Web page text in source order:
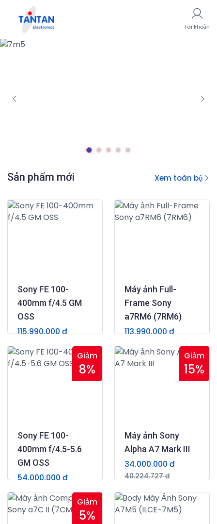
Tài khoản
Sản phẩm mới Xem toàn bộ
Sony FE 100-
400mm f/4.5 GM
OSS
115.990.000 đ
Máy ảnh Full-
Frame Sony
a7RM6 (7RM6)
113.990.000 đ
Giảm
8%
Sony FE 100-
400mm f/4.5-5.6
GM OSS
54.000.000 đ
(0)
Giảm
15%
Máy ảnh Sony
Alpha A7 Mark III
34.000.000 đ
40.224.727 đ
Giảm
5%